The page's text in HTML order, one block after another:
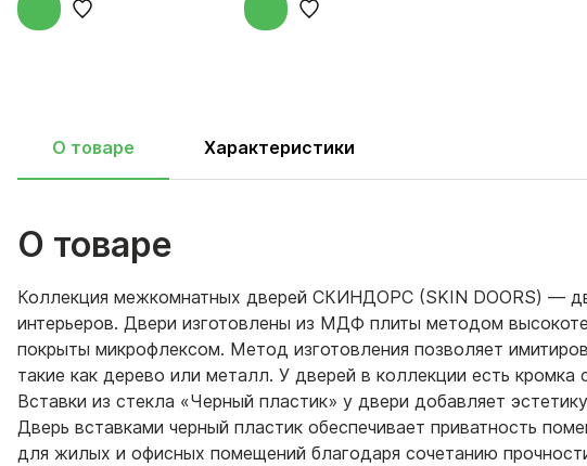
О товаре Характеристики
О товаре
Коллекция межкомнатных дверей СКИНДОРС (SKIN DOORS) —
интерьеров. Двери изготовлены из МДФ плиты методом
покрыты микрофлексом. Метод изготовления позволяет
такие как дерево или металл. У дверей в коллекции есть кромка
Вставки из стекла «Черный пластик» у двери добавляет
Дверь вставками черный пластик обеспечивает приватность
для жилых и офисных помещений благодаря сочетанию